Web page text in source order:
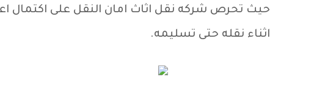
حيث تحرص شركه نقل اثاث امان النقل على اكتمال
اثناء نقله حتى تسليمه.